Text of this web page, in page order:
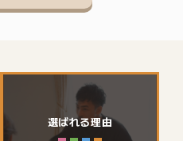
選ばれる理由